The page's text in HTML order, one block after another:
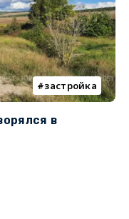
застройка
в